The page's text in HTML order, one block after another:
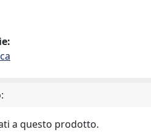
a questo prodotto.